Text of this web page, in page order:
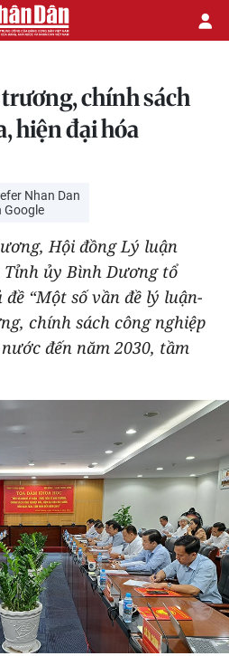
chính sách
hiện đại hóa
Nhan Dan
Google
Hội đồng Lý luận
ủy Bình Dương tổ
“Một số vần đề lý luận-
chính sách công nghiệp
đến năm 2030, tầm